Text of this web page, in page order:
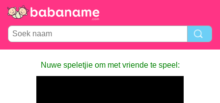
Nuwe speletjie om met vriende te speel: